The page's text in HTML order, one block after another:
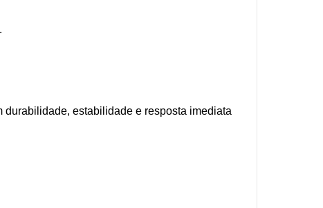
estabilidade e resposta imediata